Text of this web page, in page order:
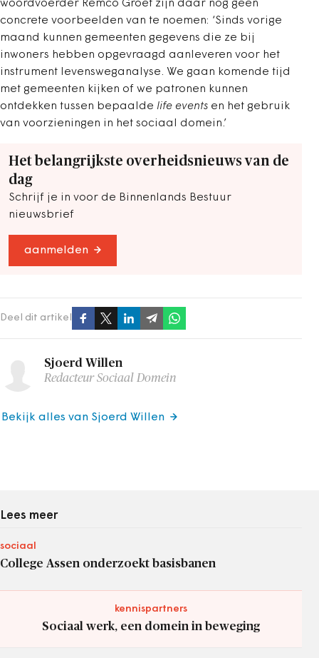
woordvoerder Remco Groet zijn daar nog geen
concrete voorbeelden van te noemen: ‘Sinds vorige
maand kunnen gemeenten gegevens die ze bij
inwoners hebben opgevraagd aanleveren voor het
instrument levensweganalyse. We gaan komende tijd
met gemeenten kijken of we patronen kunnen
ontdekken tussen bepaalde life events en het gebruik
van voorzieningen in het sociaal domein.’
Het belangrijkste overheidsnieuws van de
dag
Schrijf je in voor de Binnenlands Bestuur
nieuwsbrief
aanmelden
Deel dit artikel
Sjoerd Willen
Redacteur Sociaal Domein
Bekijk alles van Sjoerd Willen
Lees meer
sociaal
College Assen onderzoekt basisbanen
kennispartners
Sociaal werk, een domein in beweging